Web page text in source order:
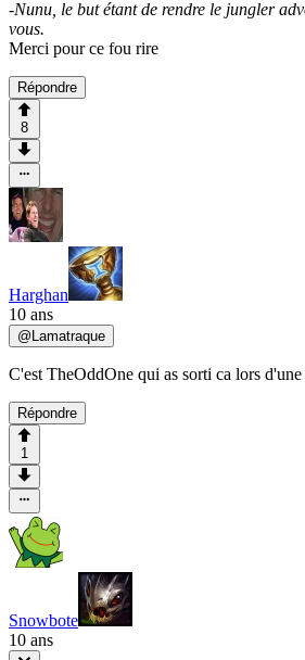
-Nunu, le but étant de rendre le jungler
vous.
Merci pour ce fou rire
Répondre
8
Harghan
10 ans
@ Lamatraque
C'est TheOddOne qui as sorti ca lors
Répondre
1
Snowbote
10 ans